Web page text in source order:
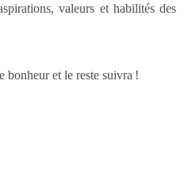
valeurs et habilités des
bonheur et le reste suivra !